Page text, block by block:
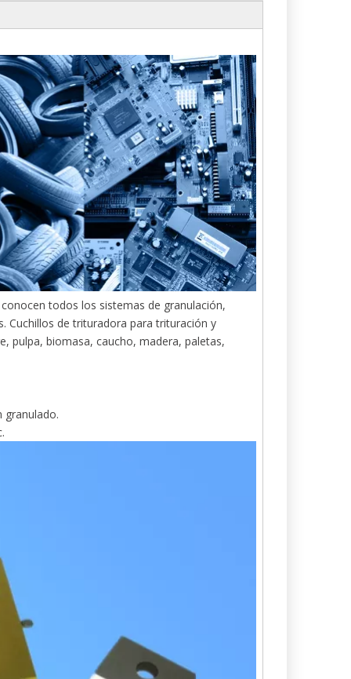
todos los sistemas de granulación,
Cuchillos de trituradora para trituración y
pulpa, biomasa, caucho, madera, paletas,
granulado.